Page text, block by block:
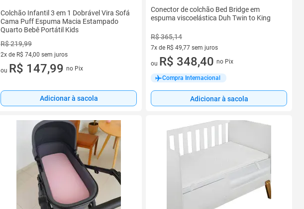
Colchão Infantil 3 em 1 Dobrável Vira Sofá
Cama Puff Espuma Macia Estampado
Quarto Bebê Portátil Kids
R$ 219,99
2x de R$ 74,00 sem juros
2 vez de R$ 74,00 sem juros
ou R$ 147,99 no Pix
Adicionar à sacola
Conector de colchão Bed Bridge em
espuma viscoelástica Duh Twin to King
R$ 365,14
7x de R$ 49,77 sem juros
7 vez de R$ 49,77 sem juros
ou R$ 348,40 no Pix
Compra Internacional
Adicionar à sacola